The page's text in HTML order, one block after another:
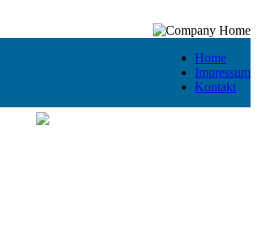
Home
Impressum
Kontakt